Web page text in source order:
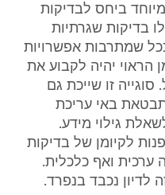
ביחס לבדיקות
בדיקות שגרתיות
שמתרבות אפשרויות
הראוי יהיה לקבוע את
זו שייכת גם
באי עריכת
גילוי מידע.
לקיומן של בדיקות
ערכית ואף כלכלית.
לדיון נכבד בנפרד.